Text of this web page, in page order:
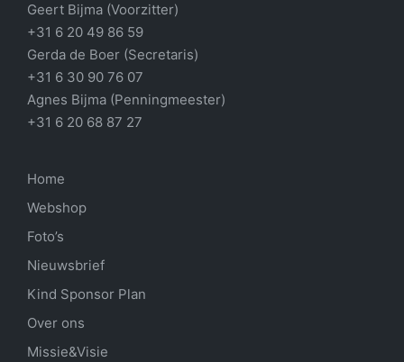
Geert Bijma (Voorzitter)
+31 6 20 49 86 59
Gerda de Boer (Secretaris)
+31 6 30 90 76 07
Agnes Bijma (Penningmeester)
+31 6 20 68 87 27
Home
Webshop
Foto’s
Nieuwsbrief
Kind Sponsor Plan
Over ons
Missie&Visie